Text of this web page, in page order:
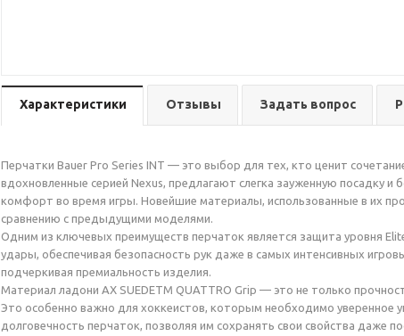
Характеристики Отзывы Задать вопрос
Перчатки Bauer Pro Series INT — это выбор для тех, кто ценит
вдохновленные серией Nexus, предлагают слегка зауженную посадку и
комфорт во время игры. Новейшие материалы, использованные в их
сравнению с предыдущими моделями.
Одним из ключевых преимуществ перчаток является защита уровня
удары, обеспечивая безопасность рук даже в самых интенсивных
подчеркивая премиальность изделия.
Материал ладони AX SUEDETM QUATTRO Grip — это не только
Это особенно важно для хоккеистов, которым необходимо уверенное
долговечность перчаток, позволяя им сохранять свои свойства даже